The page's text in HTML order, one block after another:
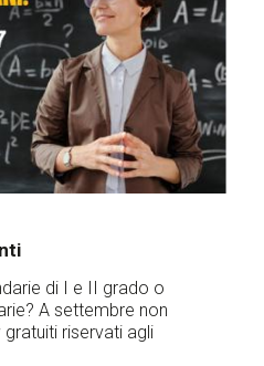
di I e II grado o
A settembre non
riservati agli